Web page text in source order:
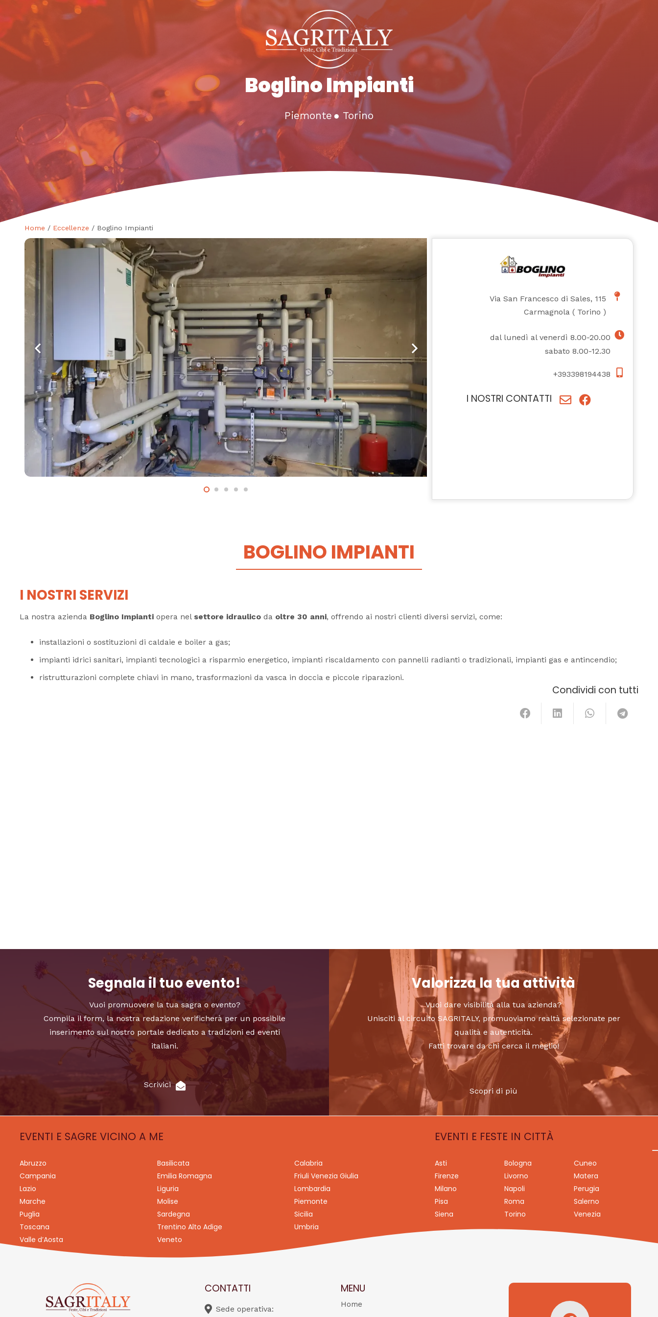
Boglino Impianti
Piemonte ● Torino
Home / Eccellenze / Boglino Impianti
Via San Francesco di Sales, 115
Carmagnola ( Torino )
dal lunedì al venerdì 8.00-20.00
sabato 8.00-12.30
+393398194438
I NOSTRI CONTATTI
BOGLINO IMPIANTI
I NOSTRI SERVIZI
La nostra azienda Boglino Impianti opera nel settore idraulico da oltre 30 anni, offrendo ai nostri clienti diversi servizi, come:
installazioni o sostituzioni di caldaie e boiler a gas;
impianti idrici sanitari, impianti tecnologici a risparmio energetico, impianti riscaldamento con pannelli radianti o tradizionali, impianti gas e antincendio;
ristrutturazioni complete chiavi in mano, trasformazioni da vasca in doccia e piccole riparazioni.
Condividi con tutti
Segnala il tuo evento!
Vuoi promuovere la tua sagra o evento?
Compila il form, la nostra redazione verificherà per un possibile
inserimento sul nostro portale dedicato a tradizioni ed eventi
italiani.
Scrivici
Valorizza la tua attività
Vuoi dare visibilità alla tua azienda?
Unisciti al circuito SAGRITALY, promuoviamo realtà selezionate per
qualità e autenticità.
Fatti trovare da chi cerca il meglio!
Scopri di più
EVENTI E SAGRE VICINO A ME
Abruzzo Basilicata
Calabria
Campania
Emilia Romagna
Friuli Venezia Giulia
Lazio
Liguria
Lombardia
Marche
Molise
Piemonte
Puglia
Sardegna
Sicilia
Toscana
Trentino Alto Adige
Umbria
Valle d’Aosta
Veneto
EVENTI E FESTE IN CITTÀ
Asti Bologna
Cuneo
Firenze
Livorno
Matera
Milano
Napoli
Perugia
Pisa
Roma
Salerno
Siena
Torino Venezia
CONTATTI
Sede operativa:
MENU
Home